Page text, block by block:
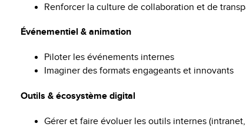
Renforcer la culture de collaboration et de
Événementiel & animation
Piloter les événements internes
Imaginer des formats engageants et innovants
Outils & écosystème digital
Gérer et faire évoluer les outils internes